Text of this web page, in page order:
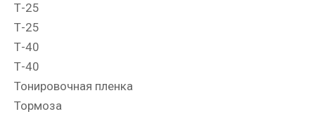
Т-25
Т-25
Т-40
Т-40
Тонировочная пленка
Тормоза